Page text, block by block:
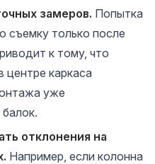
замеров. Попытка
съемку только после
к тому, что
центре каркаса
уже
отклонения на
Например, если колонна